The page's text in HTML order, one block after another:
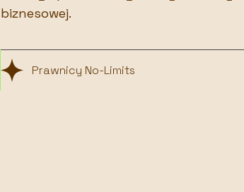
biznesowej.
Prawnicy No-Limits